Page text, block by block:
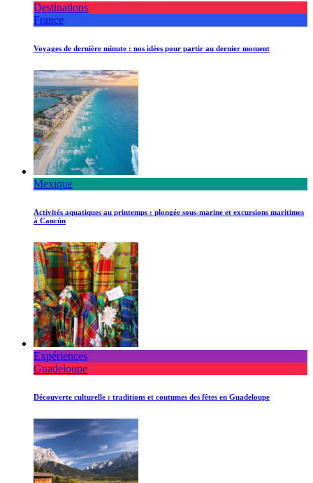
Destinations
France
Voyages de dernière minute : nos idées pour partir au dernier moment
Mexique
Activités aquatiques au printemps : plongée sous-marine et excursions maritimes
à Cancún
Expériences
Guadeloupe
Découverte culturelle : traditions et coutumes des fêtes en Guadeloupe